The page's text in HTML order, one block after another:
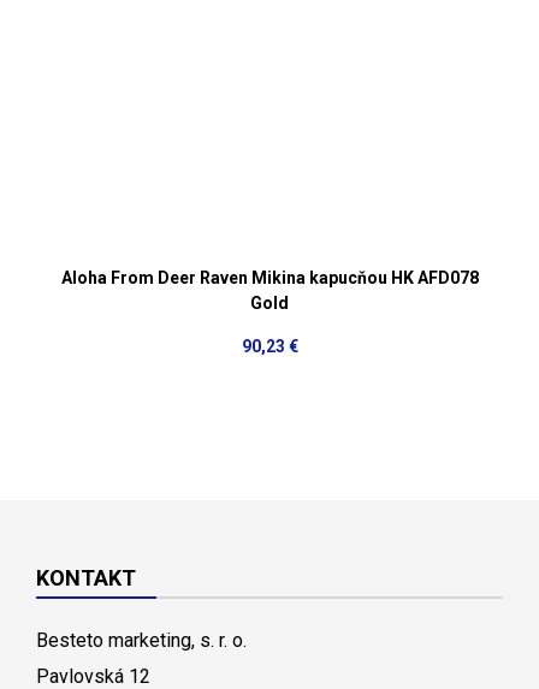
Aloha From Deer Raven Mikina kapucňou HK AFD078
Gold
90,23 €
KONTAKT
Besteto marketing, s. r. o.
Pavlovská 12